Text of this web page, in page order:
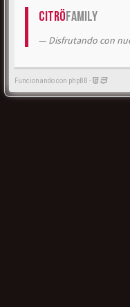
CitröFamily
Disfrutando con
Funcionando con phpBB -